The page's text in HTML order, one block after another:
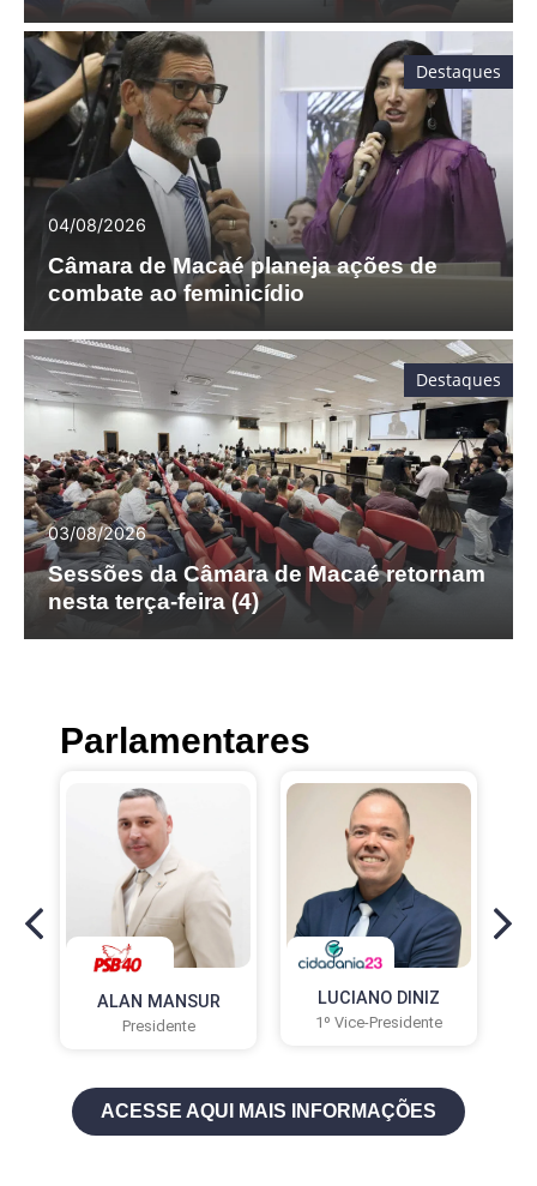
04/08/2026
Câmara de Macaé planeja ações de
combate ao feminicídio
Destaques
03/08/2026
Sessões da Câmara de Macaé retornam
nesta terça-feira (4)
Destaques
Parlamentares
ALAN MANSUR
Presidente
LUCIANO DINIZ
1º Vice-Presidente
ACESSE AQUI MAIS INFORMAÇÕES